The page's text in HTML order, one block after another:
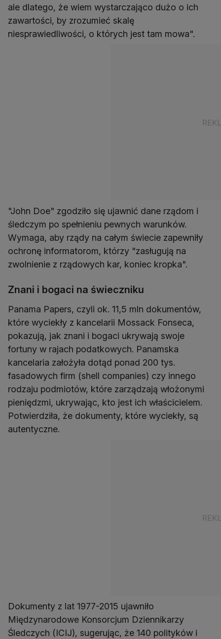
ale dlatego, że wiem wystarczająco dużo o ich
zawartości, by zrozumieć skalę
niesprawiedliwości, o których jest tam mowa".
"John Doe" zgodziło się ujawnić dane rządom i
śledczym po spełnieniu pewnych warunków.
Wymaga, aby rządy na całym świecie zapewniły
ochronę informatorom, którzy "zasługują na
zwolnienie z rządowych kar, koniec kropka".
Znani i bogaci na świeczniku
Panama Papers, czyli ok. 11,5 mln dokumentów,
które wyciekły z kancelarii Mossack Fonseca,
pokazują, jak znani i bogaci ukrywają swoje
fortuny w rajach podatkowych. Panamska
kancelaria założyła dotąd ponad 200 tys.
fasadowych firm (shell companies) czy innego
rodzaju podmiotów, które zarządzają włożonymi
pieniędzmi, ukrywając, kto jest ich właścicielem.
Potwierdziła, że dokumenty, które wyciekły, są
autentyczne.
Dokumenty z lat 1977-2015 ujawniło
Międzynarodowe Konsorcjum Dziennikarzy
Śledczych (ICIJ), sugerując, że 140 polityków i